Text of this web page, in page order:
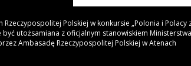
Polskiej w konkursie „Polonia i Polacy
utożsamiana z oficjalnym stanowiskiem
Ambasadę Rzeczypospolitej Polskiej w Atenach